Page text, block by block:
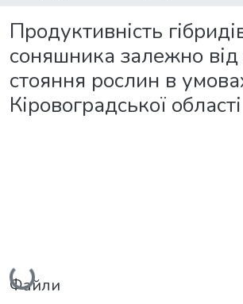
Продуктивність
соняшника залежно від
стояння рослин в
Кіровоградської області
Вантажиться...
Файли